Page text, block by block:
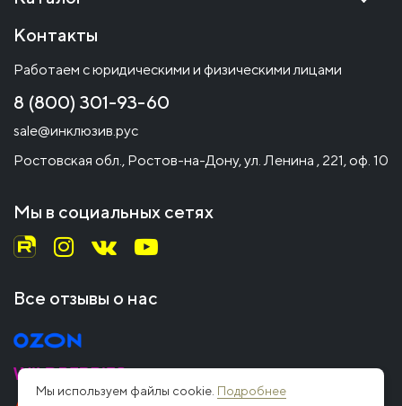
Контакты
Работаем с юридическими и физическими лицами
8 (800) 301-93-60
sale@инклюзив.рус
Ростовская обл., Ростов-на-Дону, ул. Ленина , 221, оф. 10
Мы в социальных сетях
Все отзывы о нас
Мы используем файлы cookie. Подробнее